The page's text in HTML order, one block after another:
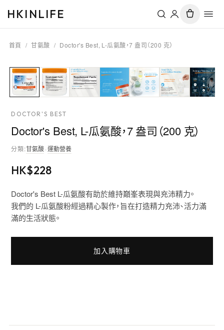
HKINLIFE
首頁 / 甘氨酸 / Doctor's Best, L-瓜氨酸，7 盎司（200 克）
DOCTOR'S BEST
Doctor's Best, L-瓜氨酸，7 盎司（200 克）
分類:甘氨酸·運動營養
HK$228
Doctor's Best L-瓜氨酸有助於維持巔峯表現與充沛精力。
我們的 L-瓜氨酸粉經過精心製作，旨在打造精力充沛、活力滿
滿的生活狀態。
加入購物車